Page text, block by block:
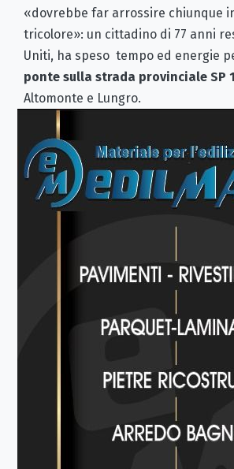
«dovrebbe far arrossire chiunque
tricolore»: un cittadino di 77 anni
Uniti, ha speso tempo ed energie
ponte sulla strada provinciale SP
Altomonte e Lungro.